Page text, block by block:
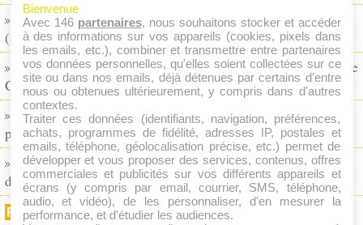
Le RB Leipzig fait sauter la banque pour Abdoul Koné
(Stade de Reims) ! 25/01/2026
La Lazio fonce sur Tanner Tessmann (OL) après le départ de
Guendouzi 25/01/2026
Dro Fernandez (FC Barcelone) au PSG ? Un dossier qui
patine 24/01/2026
Yaser Asprilla vers Galatasaray : Benfica, l’Ajax et l’OM
doublés 23/01/2026
FLUX RSS
Bienvenue
Avec 146 partenaires, nous souhaitons stocker et accéder
à des informations sur vos appareils (cookies, pixels dans
les emails, etc.), combiner et transmettre entre partenaires
vos données personnelles, qu'elles soient collectées sur ce
site ou dans nos emails, déjà détenues par certains d'entre
nous ou obtenues ultérieurement, y compris dans d'autres
contextes.
Traiter ces données (identifiants, navigation, préférences,
achats, programmes de fidélité, adresses IP, postales et
emails, téléphone, géolocalisation précise, etc.) permet de
développer et vous proposer des services, contenus, offres
commerciales et publicités sur vos différents appareils et
écrans (y compris par email, courrier, SMS, téléphone,
audio, et vidéo), de les personnaliser, d'en mesurer la
performance, et d'étudier les audiences.